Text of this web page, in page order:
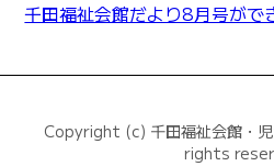
千田福祉会館だより8月号がで
Copyright (c) 千田福祉会館・
rights